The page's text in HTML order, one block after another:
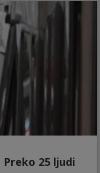
25 ljudi